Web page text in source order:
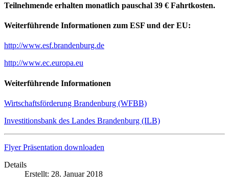
Teilnehmende erhalten monatlich pauschal 39 € Fahrtkosten.
Weiterführende Informationen zum ESF und der EU:
http://www.esf.brandenburg.de
http://www.ec.europa.eu
Weiterführende Informationen
Wirtschaftsförderung Brandenburg (WFBB)
Investitionsbank des Landes Brandenburg (ILB)
Flyer Präsentation downloaden
Details
Erstellt: 28. Januar 2018